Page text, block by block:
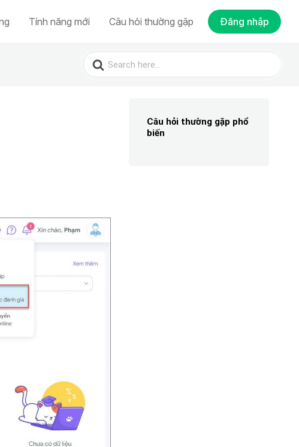
Tính năng mới Câu hỏi thường gặp Đăng nhập
Search
for:
Câu hỏi thường gặp phổ
biến